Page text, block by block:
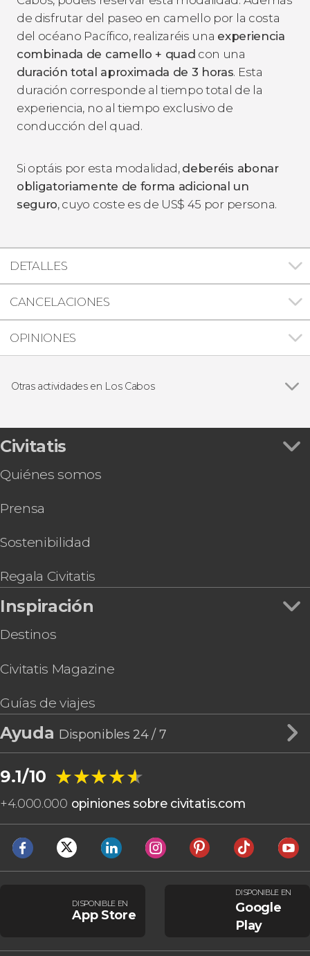
de disfrutar del paseo en camello por la costa
del océano Pacífico, realizaréis una experiencia
combinada de camello + quad con una
duración total aproximada de 3 horas. Esta
duración corresponde al tiempo total de la
experiencia, no al tiempo exclusivo de
conducción del quad.
Si optáis por esta modalidad, deberéis abonar
obligatoriamente de forma adicional un
seguro, cuyo coste es de US$ 45 por persona.
DETALLES
CANCELACIONES
OPINIONES
Otras actividades en Los Cabos
Kayak y snorkel en Los Cabos
Tour en buggy por Los Cabos
Parasailing en Los Cabos
Park
Bautismo de buceo en Los Cabos
Tour privado en jeep por Los Cabos
Civitatis
Quiénes somos
Prensa
Sostenibilidad
Regala Civitatis
Inspiración
Destinos
Civitatis Magazine
Guías de viajes
Ayuda Disponibles 24 / 7
9.1/10 ★★★★★
★★★★★
+4.000.000 opiniones sobre civitatis.com
DISPONIBLE EN
App Store
DISPONIBLE EN
Google
Play